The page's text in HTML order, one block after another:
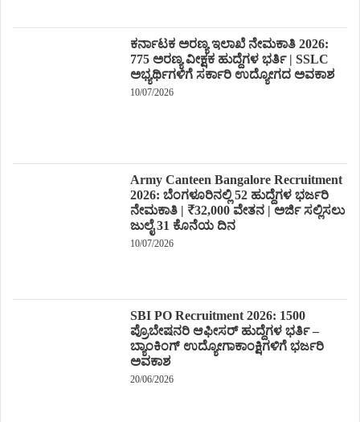
ಕರ್ನಾಟಕ ಅರಣ್ಯ ಇಲಾಖೆ ನೇಮಕಾತಿ 2026:
775 ಅರಣ್ಯ ವೀಕ್ಷಕ ಹುದ್ದೆಗಳ ಭರ್ತಿ | SSLC
ಅಭ್ಯರ್ಥಿಗಳಿಗೆ ಸರ್ಕಾರಿ ಉದ್ಯೋಗದ ಅವಕಾಶ
10/07/2026
Army Canteen Bangalore Recruitment
2026: ಬೆಂಗಳೂರಿನಲ್ಲಿ 52 ಹುದ್ದೆಗಳ ಭರ್ಜರಿ
ನೇಮಕಾತಿ | ₹32,000 ವೇತನ | ಅರ್ಜಿ ಸಲ್ಲಿಸಲು
ಜುಲೈ 31 ಕೊನೆಯ ದಿನ
10/07/2026
SBI PO Recruitment 2026: 1500
ಪ್ರೊಬೇಷನರಿ ಆಫೀಸರ್ ಹುದ್ದೆಗಳ ಭರ್ತಿ –
ಬ್ಯಾಂಕಿಂಗ್ ಉದ್ಯೋಗಾಕಾಂಕ್ಷಿಗಳಿಗೆ ಭರ್ಜರಿ
ಅವಕಾಶ
20/06/2026